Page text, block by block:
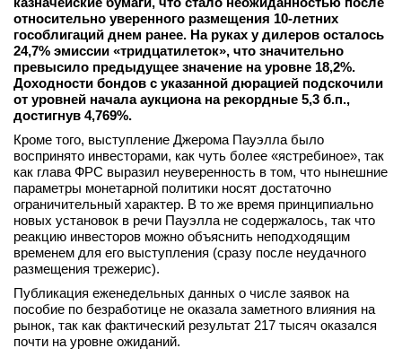
Новости
Интервью
вконтакте
телеграм
Стать автором
Вход
относительно уверенного размещения 10-летних
гособлигаций днем ранее. На руках у дилеров осталось
24,7% эмиссии «тридцатилеток», что значительно
превысило предыдущее значение на уровне 18,2%.
Доходности бондов с указанной дюрацией подскочили
от уровней начала аукциона на рекордные 5,3 б.п.,
достигнув 4,769%.
Кроме того, выступление Джерома Пауэлла было
воспринято инвесторами, как чуть более «ястребиное», так
как глава ФРС выразил неуверенность в том, что нынешние
параметры монетарной политики носят достаточно
ограничительный характер. В то же время принципиально
новых установок в речи Пауэлла не содержалось, так что
реакцию инвесторов можно объяснить неподходящим
временем для его выступления (сразу после неудачного
размещения трежерис).
Публикация еженедельных данных о числе заявок на
пособие по безработице не оказала заметного влияния на
рынок, так как фактический результат 217 тысяч оказался
почти на уровне ожиданий.